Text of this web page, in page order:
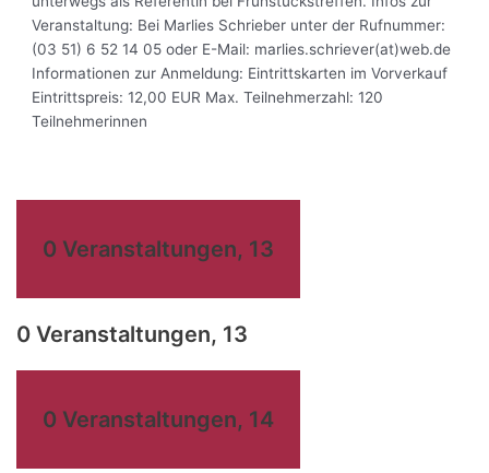
Veranstaltung: Bei Marlies Schrieber unter der Rufnummer:
(03 51) 6 52 14 05 oder E-Mail: marlies.schriever(at)web.de
Informationen zur Anmeldung: Eintrittskarten im Vorverkauf
Eintrittspreis: 12,00 EUR Max. Teilnehmerzahl: 120
Teilnehmerinnen
0 Veranstaltungen, 13
0 Veranstaltungen, 13
0 Veranstaltungen, 14